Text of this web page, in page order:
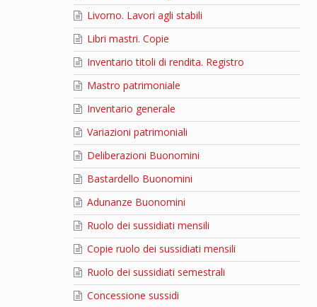
Livorno. Lavori agli stabili
Libri mastri. Copie
Inventario titoli di rendita. Registro
Mastro patrimoniale
Inventario generale
Variazioni patrimoniali
Deliberazioni Buonomini
Bastardello Buonomini
Adunanze Buonomini
Ruolo dei sussidiati mensili
Copie ruolo dei sussidiati mensili
Ruolo dei sussidiati semestrali
Concessione sussidi